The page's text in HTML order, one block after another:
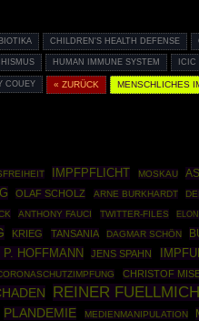
CHILDREN'S HEALTH DEFENSE
HUMAN IMMUNE SYSTEM ICIC
COUEY « ZURÜCK MENSCHLICHES
IMPFPFLICHT MOSKAU
OLAF SCHOLZ ARNE BURKHARDT
ANTHONY FAUCI TWITTER-FILES
KRIEG TANSANIA DAGMAR SCHÖN
HOFFMANN JENS SPAHN
CHRISTOF
REINER FUELLMICH
PLANDEMIE MEDIENMANIPULATION